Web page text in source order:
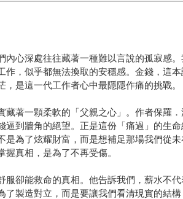
內心深處往往藏著一種難以言說的孤寂
，似乎都無法換取的安穩感。金錢，這
是這一代工作者心中最隱隱作痛的挑戰。
著一顆柔軟的「父親之心」。作者保羅
到牆角的絕望。正是這份「痛過」的生
為了炫耀財富，而是想補足那場我們從
真相，是為了不再受傷。
卻能救命的真相。他告訴我們，薪水不
製造對立，而是要讓我們看清現實的結